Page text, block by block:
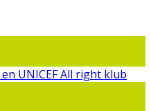
UNICEF All right klub